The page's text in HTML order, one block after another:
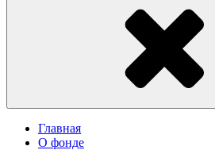
Главная
О фонде